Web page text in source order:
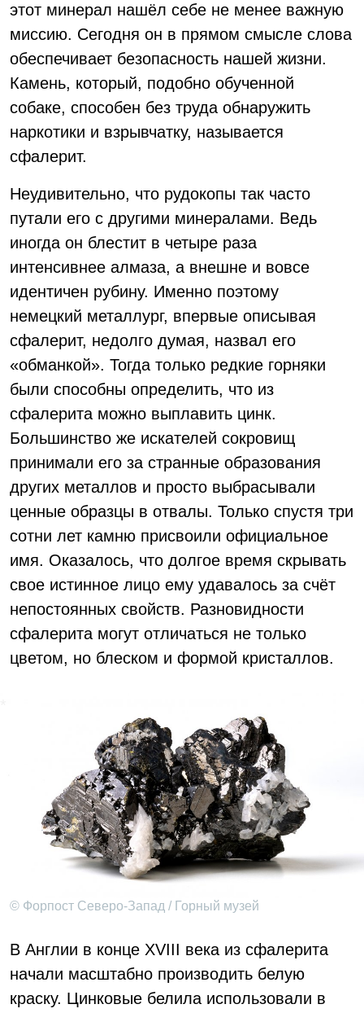
этот минерал нашёл себе не менее важную
миссию. Сегодня он в прямом смысле слова
обеспечивает безопасность нашей жизни.
Камень, который, подобно обученной
собаке, способен без труда обнаружить
наркотики и взрывчатку, называется
сфалерит.
Неудивительно, что рудокопы так часто
путали его с другими минералами. Ведь
иногда он блестит в четыре раза
интенсивнее алмаза, а внешне и вовсе
идентичен рубину. Именно поэтому
немецкий металлург, впервые описывая
сфалерит, недолго думая, назвал его
«обманкой». Тогда только редкие горняки
были способны определить, что из
сфалерита можно выплавить цинк.
Большинство же искателей сокровищ
принимали его за странные образования
других металлов и просто выбрасывали
ценные образцы в отвалы. Только спустя три
сотни лет камню присвоили официальное
имя. Оказалось, что долгое время скрывать
свое истинное лицо ему удавалось за счёт
непостоянных свойств. Разновидности
сфалерита могут отличаться не только
цветом, но блеском и формой кристаллов.
© Форпост Северо-Запад / Горный музей
В Англии в конце XVIII века из сфалерита
начали масштабно производить белую
краску. Цинковые белила использовали в